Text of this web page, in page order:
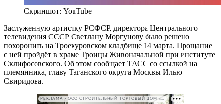
Скриншот: YouTube
Заслуженную артистку РСФСР, директора Центрального
телевидения СССР Светлану Моргунову было решено
похоронить на Троекуровском кладбище 14 марта. Прощание
с ней пройдёт в храме Троицы Живоначальной при институте
Склифосовского. Об этом сообщает ТАСС со ссылкой на
племянника, главу Таганского округа Москвы Илью
Свиридова.
РЕКЛАМА • ООО СТРОИТЕЛЬНЫЙ ТОРГОВЫЙ ДОМ «ПЕТРОВИЧ». ИНН: 7802348846